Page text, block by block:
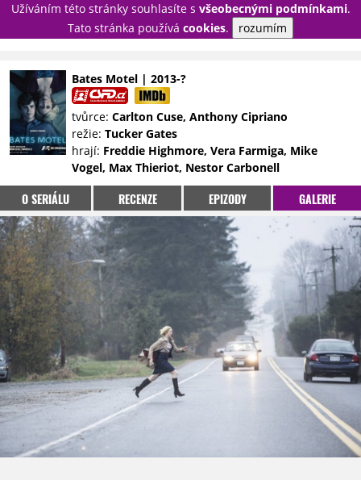
Užíváním této stránky souhlasíte s všeobecnými podmínkami.
Tato stránka používá cookies. rozumím
PŘIHLÁSIT
NOVINKY
TÉMATA
RECENZE
EPIZODY
KULT
TRAILERY
GALERIE
DISKUZE
STATISTIKY
TIRÁŽ
Bates Motel | 2013-?
tvůrce: Carlton Cuse, Anthony Cipriano
režie: Tucker Gates
hrají: Freddie Highmore, Vera Farmiga, Mike
Vogel, Max Thieriot, Nestor Carbonell
O SERIÁLU RECENZE EPIZODY GALERIE